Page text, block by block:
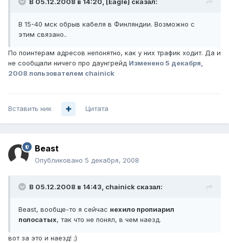
В 05.12.2008 в 14:20, [Eagle] сказал:
В 15-40 мск обрыв кабеля в Финляндии. Возможно с
этим связано..
По поинтерам адресов непонятно, как у них трафик ходит. Да и
не сообщали ничего про даунгрейд Изменено 5 декабря,
2008 пользователем chainick
Вставить ник Цитата
Beast
Опубликовано 5 декабря, 2008
В 05.12.2008 в 14:43, chainick сказал:
Beast, вообще-то я сейчас нехило пропиарил
полосатых, так что не понял, в чем наезд.
вот за это и наезд! ;)